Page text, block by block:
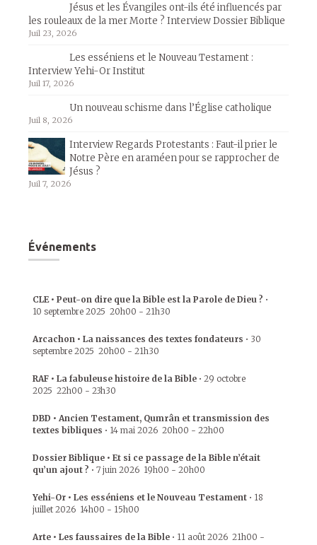
Jésus et les Évangiles ont-ils été influencés par
les rouleaux de la mer Morte ? Interview Dossier Biblique
Juil 23, 2026
Les esséniens et le Nouveau Testament :
Interview Yehi-Or Institut
Juil 17, 2026
Un nouveau schisme dans l’Église catholique
Juil 8, 2026
Interview Regards Protestants : Faut-il prier le
Notre Père en araméen pour se rapprocher de
Jésus ?
Juil 7, 2026
Événements
CLE • Peut-on dire que la Bible est la Parole de Dieu ? •
10 septembre 2025 20h00 - 21h30
Arcachon • La naissances des textes fondateurs • 30
septembre 2025 20h00 - 21h30
RAF • La fabuleuse histoire de la Bible • 29 octobre
2025 22h00 - 23h30
DBD • Ancien Testament, Qumrân et transmission des
textes bibliques • 14 mai 2026 20h00 - 22h00
Dossier Biblique • Et si ce passage de la Bible n’était
qu’un ajout ? • 7 juin 2026 19h00 - 20h00
Yehi-Or • Les esséniens et le Nouveau Testament • 18
juillet 2026 14h00 - 15h00
Arte • Les faussaires de la Bible • 11 août 2026 21h00 -